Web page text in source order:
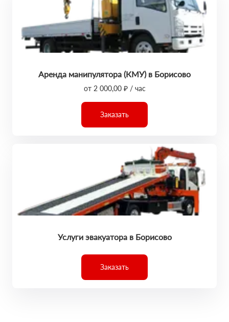
Аренда манипулятора (КМУ) в Борисово
от 2 000,00 ₽ / час
Заказать
Услуги эвакуатора в Борисово
Заказать